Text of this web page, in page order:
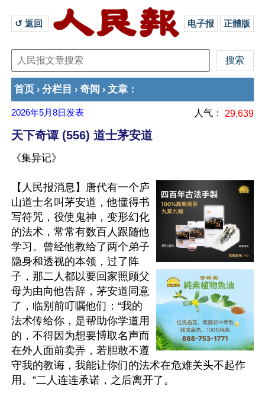
↺ 返回 电子报 正體版
首页 › 分栏目 › 奇闻 › 文章 ：
2026年5月8日 发表 人气： 29,639
天下奇谭 (556) 道士茅安道
《集异记》
【人民报消息】唐代有一个庐
山道士名叫茅安道，他懂得书
写符咒，役使鬼神，变形幻化
的法术，常常有数百人跟随他
学习。曾经他教给了两个弟子
隐身和透视的本领，过了阵
子，那二人都以要回家照顾父
母为由向他告辞，茅安道同意
了，临别前叮嘱他们：“我的
法术传给你，是帮助你学道用
的，不得因为想要博取名声而
在外人面前卖弄，若胆敢不遵
守我的教诲，我能让你们的法术在危难关头不起作
用。”二人连连承诺，之后离开了。